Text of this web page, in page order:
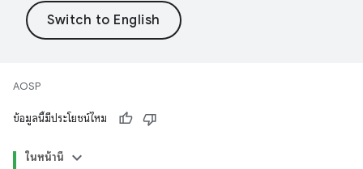
AOSP
ข้อมูลนี้มีประโยชน์ไหม
ในหน้านี้